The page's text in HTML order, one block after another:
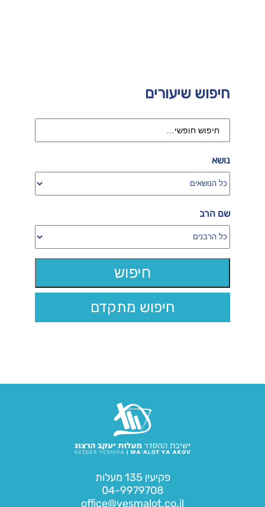
חיפוש שיעורים
נושא
שם הרב
חיפוש מתקדם
פקיעין 135 מעלות
04-9979708
office@yesmalot.co.il